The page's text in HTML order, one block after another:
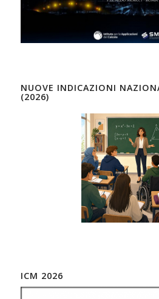
NUOVE INDICAZIONI
(2026)
ICM 2026